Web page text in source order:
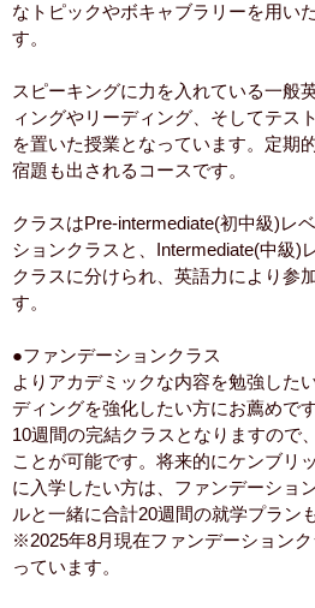
なトピックやボキャブラリーを用い
す。
スピーキングに力を入れている一般
ィングやリーディング、そしてテス
を置いた授業となっています。定期
宿題も出されるコースです。
クラスはPre-intermediate(初中級)レ
ションクラスと、Intermediate(中級)
クラスに分けられ、英語力により参
す。
●ファンデーションクラス
よりアカデミックな内容を勉強した
ディングを強化したい方にお薦めです
10週間の完結クラスとなりますので
ことが可能です。将来的にケンブリ
に入学したい方は、ファンデーショ
ルと一緒に合計20週間の就学プラン
※2025年8月現在ファンデーション
っています。